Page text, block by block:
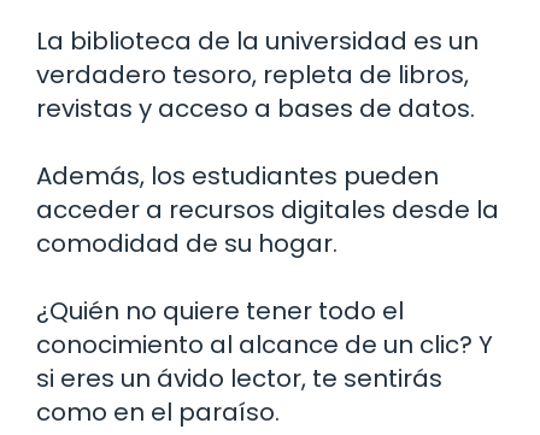
La biblioteca de la universidad es un
verdadero tesoro, repleta de libros,
revistas y acceso a bases de datos.
Además, los estudiantes pueden
acceder a recursos digitales desde la
comodidad de su hogar.
¿Quién no quiere tener todo el
conocimiento al alcance de un clic? Y
si eres un ávido lector, te sentirás
como en el paraíso.